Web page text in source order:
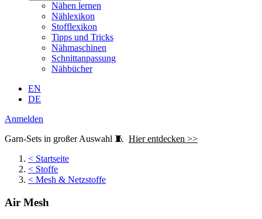
Nähen lernen
Nählexikon
Stofflexikon
Tipps und Tricks
Nähmaschinen
Schnittanpassung
Nähbücher
EN
DE
Anmelden
Garn-Sets in großer Auswahl 🧵 Hier entdecken >>
< Startseite
< Stoffe
< Mesh & Netzstoffe
Air Mesh